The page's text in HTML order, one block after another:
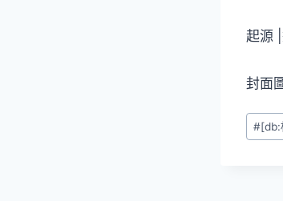
起源
封面
Post
Tags:
#[db: